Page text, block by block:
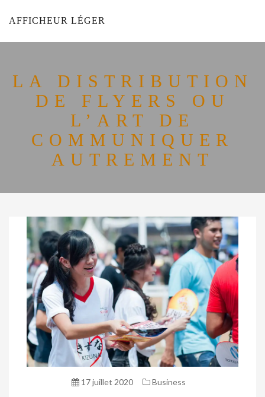
AFFICHEUR LÉGER
LA DISTRIBUTION
DE FLYERS OU
L’ART DE
COMMUNIQUER
AUTREMENT
17 juillet 2020 Business